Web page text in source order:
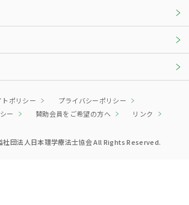
トポリシー
プライバシーポリシー
ー
賛助会員をご希望の方へ リンク
団法人日本理学療法士協会 All Rights Reserved.